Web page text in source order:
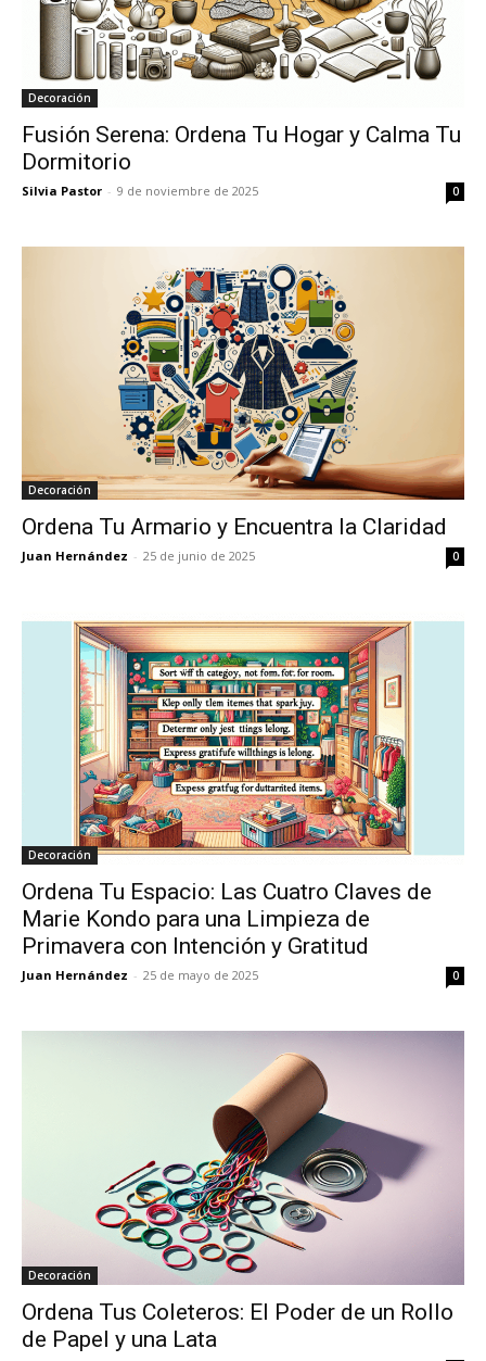
Decoración
Fusión Serena: Ordena Tu Hogar y Calma Tu
Dormitorio
Silvia Pastor - 9 de noviembre de 2025 0
Decoración
Ordena Tu Armario y Encuentra la Claridad
Juan Hernández - 25 de junio de 2025 0
Decoración
Ordena Tu Espacio: Las Cuatro Claves de
Marie Kondo para una Limpieza de
Primavera con Intención y Gratitud
Juan Hernández - 25 de mayo de 2025 0
Decoración
Ordena Tus Coleteros: El Poder de un Rollo
de Papel y una Lata